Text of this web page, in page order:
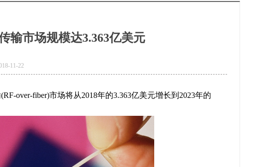
输市场规模达3.363亿美元
11-22
over-fiber)市场将从2018年的3.363亿美元增长到2023年的